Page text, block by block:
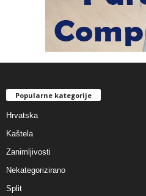
Popularne kategorije
Hrvatska
Kaštela
Zanimljivosti
Nekategorizirano
Split